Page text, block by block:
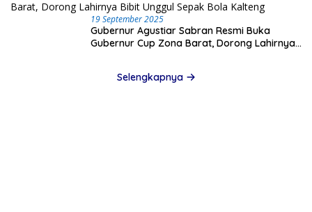
19 September 2025
Gubernur Agustiar Sabran Resmi Buka
Gubernur Cup Zona Barat, Dorong Lahirnya
Selengkapnya